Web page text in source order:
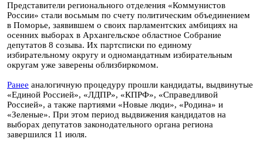
Представители регионального отделения «Коммунистов
России» стали восьмым по счету политическим объединением
в Поморье, заявившем о своих парламентских амбициях на
осенних выборах в Архангельское областное Собрание
депутатов 8 созыва. Их партсписки по единому
избирательному округу и одномандатным избирательным
округам уже заверены облизбиркомом.
Ранее аналогичную процедуру прошли кандидаты, выдвинутые
«Единой Россией», «ЛДПР», «КПРФ», «Справедливой
Россией», а также партиями «Новые люди», «Родина» и
«Зеленые». При этом период выдвижения кандидатов на
выборах депутатов законодательного органа региона
завершился 11 июля.